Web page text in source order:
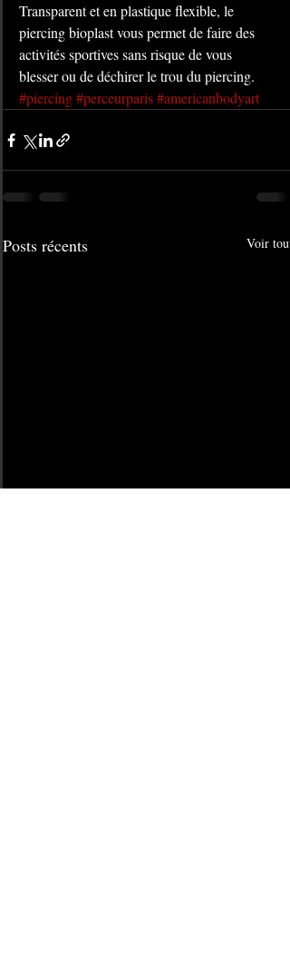
Transparent et en plastique flexible, le
piercing bioplast vous permet de faire des
activités sportives sans risque de vous
blesser ou de déchirer le trou du piercing.
#piercing#perceurparis#americanbodyart
Posts récents Voir tout